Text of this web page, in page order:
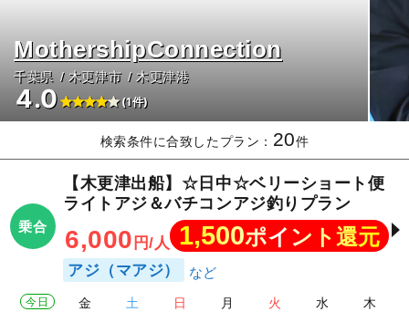
MothershipConnection
千葉県 木更津市 木更津港
4.0 (1件)
検索条件に合致したプラン： 20件
乗合
【木更津出船】☆日中☆ベリーショート便
ライトアジ＆バチコンアジ釣りプラン
6,000 円/人 1,500ポイント還元
アジ（マアジ）
今日 金 土 日 月 火 水 木